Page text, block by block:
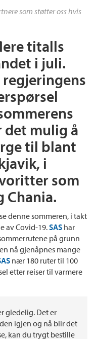
som støtter oss hvis
titalls
i juli.
mulig å
til blant
i
som
Chania.
denne sommeren, i takt
av Covid-19.SAS har
på grunn
nå gjenåpnes mange
nær 180 ruter til 100
etter reiser til varmere
gledelig. Det er
igjen og nå blir det
kan du trygt bestille